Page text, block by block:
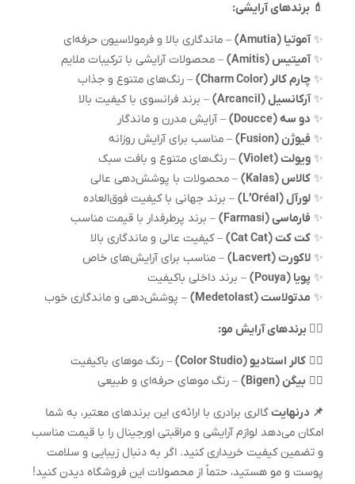
💄 برندهای آرایشی:
✨آموتیا (Amutia)
– ماندگاری بالا و فرمولاسیون حرفه‌ای
✨آمیتیس (Amitis)
– محصولات آرایشی با ترکیبات ملایم
✨ چارم کالر (Charm Color)
– رنگ‌های متنوع و جذاب
✨آرکانسیل (Arcancil)
– برند فرانسوی با کیفیت بالا
✨ دو سه (Doucce)
– آرایش مدرن و ماندگار
✨ فیوژن (Fusion)
– مناسب برای آرایش روزانه
✨ ویولت (Violet)
– رنگ‌های متنوع و بافت سبک
✨ کالاس (Kalas)
– محصولات با پوشش‌دهی عالی
✨ لورآل (L’Oréal)
– برند جهانی با کیفیت فوق‌العاده
✨ فارماسی (Farmasi)
– برند پرطرفدار با قیمت مناسب
✨ کت کت (Cat Cat)
– کیفیت عالی و ماندگاری بالا
✨ لاکورت (Lacvert)
– مناسب برای آرایش‌های خاص
✨ پویا (Pouya)
– برند داخلی باکیفیت
✨ مدتولاست (Medetolast) – پوشش‌دهی و ماندگاری خوب
💇‍♀️ برندهای آرایش مو:
💆‍♂️ کالر استادیو (Color Studio)
– رنگ موهای باکیفیت
💆‍♂️ بیگن (Bigen) – رنگ موهای حرفه‌ای و طبیعی
📌 درنهایتگالری برادری با ارائه‌ی این برندهای معتبر، به شما
امکان می‌دهد لوازم آرایشی و مراقبتی اورجینال را با قیمت مناسب
و تضمین کیفیت خریداری کنید. اگر به دنبال زیبایی و سلامت
پوست و مو هستید، حتماً از محصولات این فروشگاه دیدن کنید!